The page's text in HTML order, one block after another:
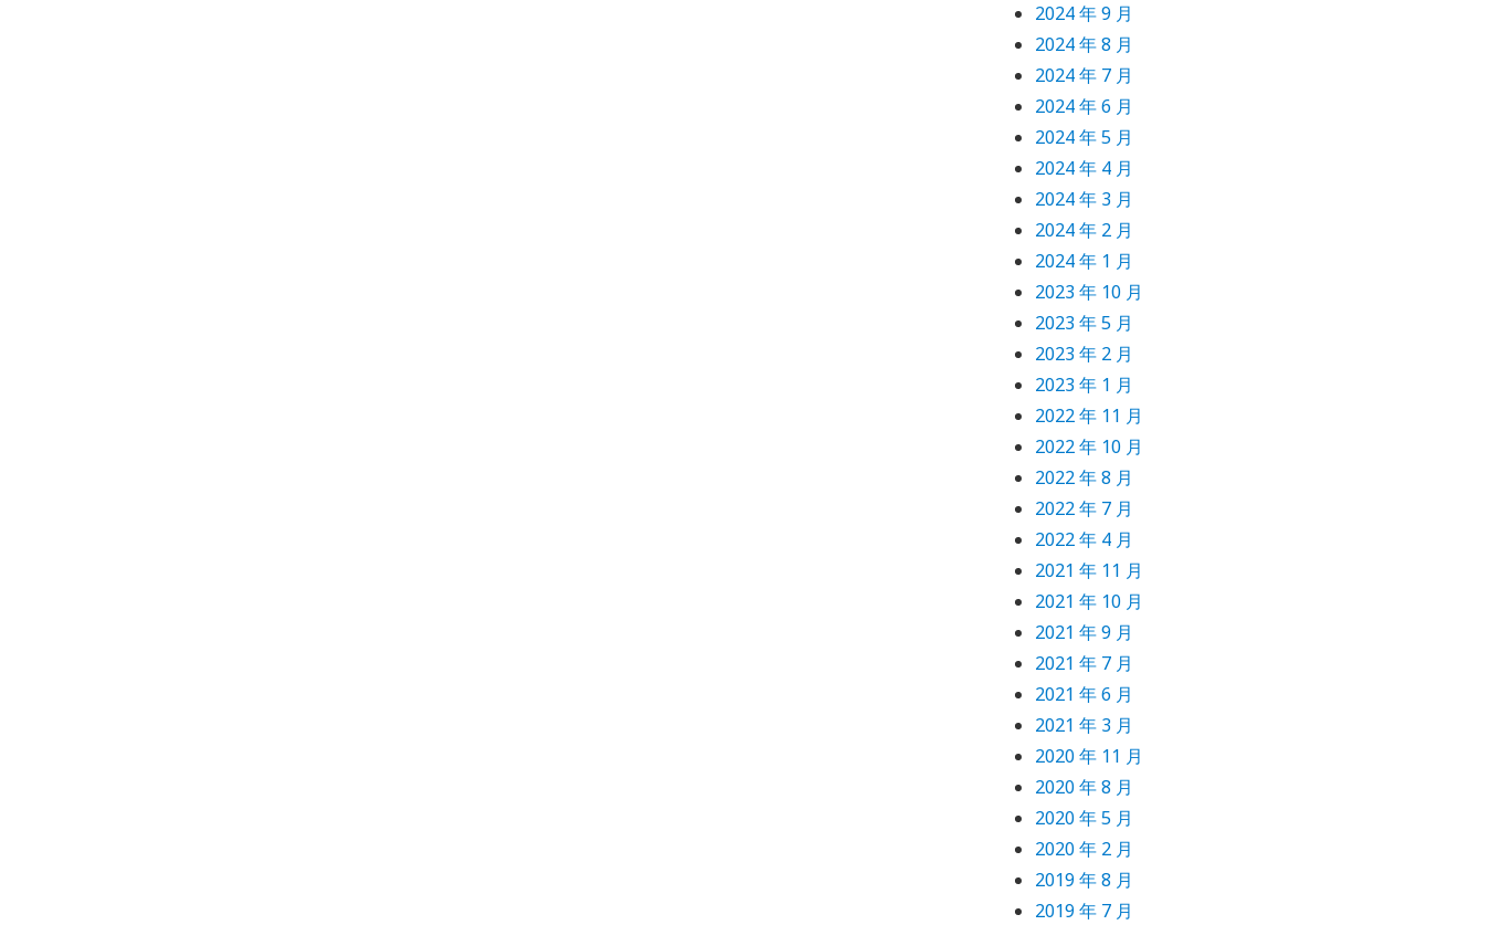
2024 年 9 月
2024 年 8 月
2024 年 7 月
2024 年 6 月
2024 年 5 月
2024 年 4 月
2024 年 3 月
2024 年 2 月
2024 年 1 月
2023 年 10 月
2023 年 5 月
2023 年 2 月
2023 年 1 月
2022 年 11 月
2022 年 10 月
2022 年 8 月
2022 年 7 月
2022 年 4 月
2021 年 11 月
2021 年 10 月
2021 年 9 月
2021 年 7 月
2021 年 6 月
2021 年 3 月
2020 年 11 月
2020 年 8 月
2020 年 5 月
2020 年 2 月
2019 年 8 月
2019 年 7 月